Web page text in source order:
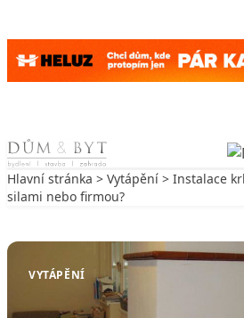
Skip to content
Hlavní stránka > Vytápění > Instalace
silami nebo firmou?
VYTÁPĚNÍ